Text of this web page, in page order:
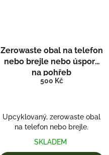
Zerowaste obal na telefon
nebo brejle nebo úspory
na pohřeb
500 Kč
Upcyklovaný, zerowaste obal
na telefon nebo brejle.
SKLADEM